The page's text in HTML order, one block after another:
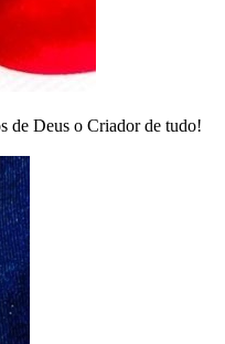
de Deus o Criador de tudo!